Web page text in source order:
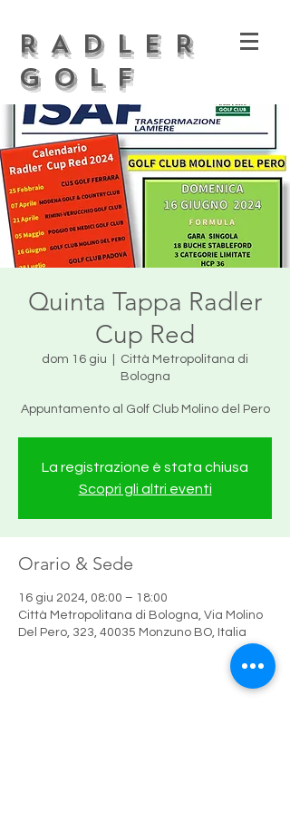
RADLER
GOLF
Quinta Tappa Radler
Cup Red
dom 16 giu
Città Metropolitana di
Bologna
Appuntamento al Golf Club Molino del Pero
La registrazione è stata chiusa
Scopri gli altri eventi
Orario & Sede
16 giu 2024, 08:00 – 18:00
Città Metropolitana di Bologna, Via Molino
Del Pero, 323, 40035 Monzuno BO, Italia